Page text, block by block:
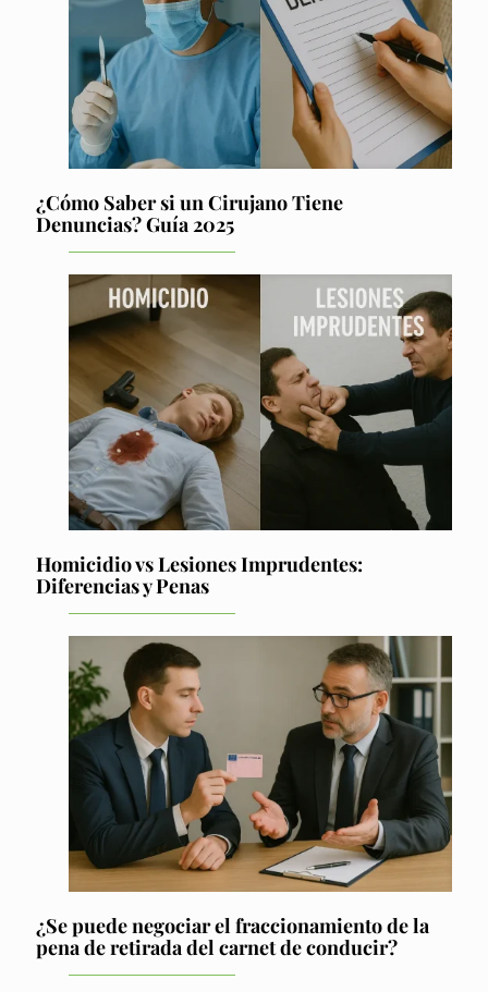
¿Cómo Saber si un Cirujano Tiene
Denuncias? Guía 2025
Homicidio vs Lesiones Imprudentes:
Diferencias y Penas
¿Se puede negociar el fraccionamiento de la
pena de retirada del carnet de conducir?